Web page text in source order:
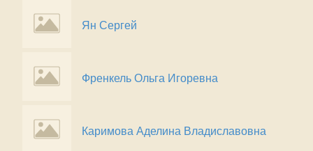
Ян Сергей
Френкель Ольга Игоревна
Каримова Аделина Владиславовна